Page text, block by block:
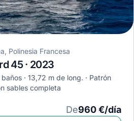
Polinesia Francesa
45 · 2023
13,72 m de long.
Patrón
sables completa
De960 €/día